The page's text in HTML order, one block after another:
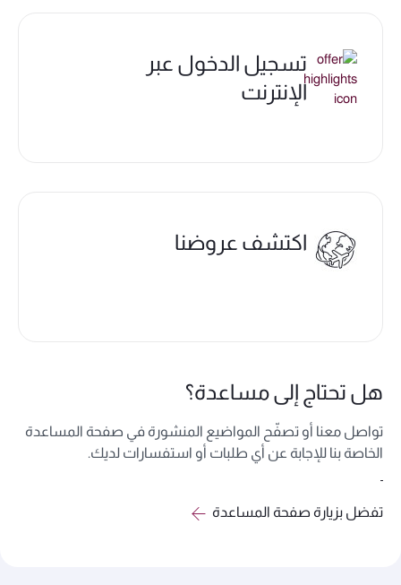
تسجيل الدخول عبر
الإنترنت
اكتشف عروضنا
هل تحتاج إلى مساعدة؟
تواصل معنا أو تصفّح المواضيع المنشورة في صفحة المساعدة
الخاصة بنا للإجابة عن أي طلبات أو استفسارات لديك.
تفضل بزيارة صفحة المساعدة